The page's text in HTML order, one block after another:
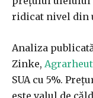
ridicat nivel din
Analiza
Zinke,
SUA cu 5%.